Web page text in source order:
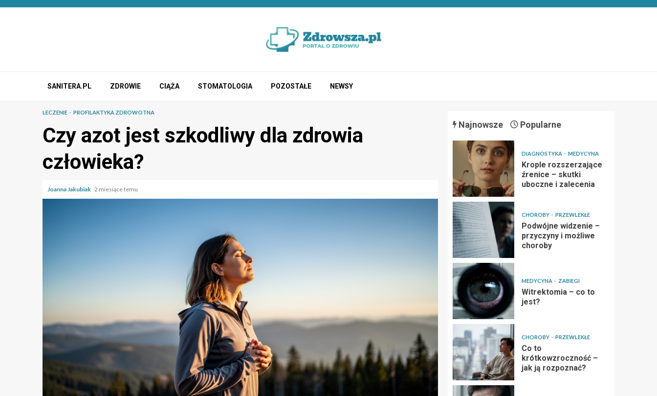
Przejdź
SANITERA.PL ZDROWIE CIĄŻA STOMATOLOGIA POZOSTAŁE NEWSY
LECZENIE PROFILAKTYKA ZDROWOTNA
Czy azot jest szkodliwy dla zdrowia
człowieka?
Joanna Jakubiak 2 miesiące temu
Najnowsze Popularne
DIAGNOSTYKA MEDYCYNA
Krople rozszerzające
źrenice – skutki
uboczne i zalecenia
CHOROBY PRZEWLEKŁE
Podwójne widzenie –
przyczyny i możliwe
choroby
MEDYCYNA ZABIEGI
Witrektomia – co to
jest?
CHOROBY PRZEWLEKŁE
Co to
krótkowzroczność –
jak ją rozpoznać?